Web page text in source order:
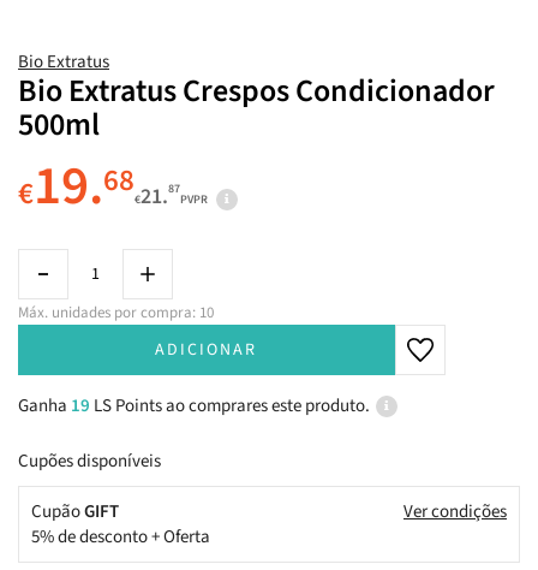
Bio Extratus
Bio Extratus Crespos Condicionador
500ml
€19.68€21.87
PVPR
Máx. unidades por compra: 10
ADICIONAR
Ganha 19 LS Points ao comprares este produto.
Cupões disponíveis
CupãoGIFT
5% de desconto + Oferta
Ver condições